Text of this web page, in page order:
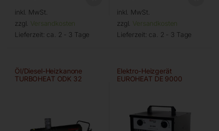
inkl. MwSt.
zzgl. Versandkosten
Lieferzeit: ca. 2 - 3 Tage
inkl. MwSt.
zzgl. Versandkosten
Lieferzeit: ca. 2 - 3 Tage
Öl/Diesel-Heizkanone
TURBOHEAT ODK 32
Elektro-Heizgerät
EUROHEAT DE 9000